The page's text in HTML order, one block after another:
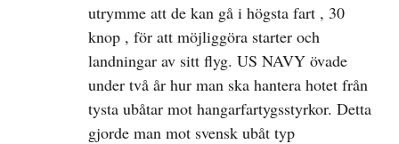
utrymme att de kan gå i högsta fart , 30
knop , för att möjliggöra starter och
landningar av sitt flyg. US NAVY övade
under två år hur man ska hantera hotet från
tysta ubåtar mot hangarfartygsstyrkor. Detta
gjorde man mot svensk ubåt typ